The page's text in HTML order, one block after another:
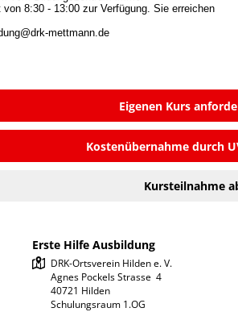
8:30 - 13:00 zur Verfügung. Sie erreichen
mettmann.de
Eigenen Kurs
Kostenübernahme durch
Kursteilnahme
Erste Hilfe Ausbildung
DRK-Ortsverein Hilden e. V.
Agnes Pockels Strasse  4
40721 Hilden
Schulungsraum 1.OG